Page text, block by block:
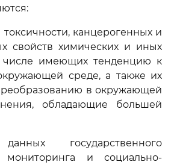
канцерогенных и
свойств химических и иных
числе имеющих тенденцию к
среде, а также их
в окружающей
обладающие большей
государственного
мониторинга и социально-